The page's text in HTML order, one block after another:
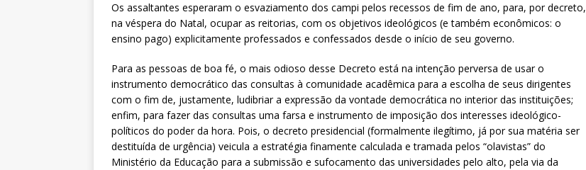
Os assaltantes esperaram o esvaziamento dos campi pelos recessos de fim de ano, para, por decreto,
na véspera do Natal, ocupar as reitorias, com os objetivos ideológicos (e também econômicos: o
ensino pago) explicitamente professados e confessados desde o início de seu governo.
Para as pessoas de boa fé, o mais odioso desse Decreto está na intenção perversa de usar o
instrumento democrático das consultas à comunidade acadêmica para a escolha de seus dirigentes
com o fim de, justamente, ludibriar a expressão da vontade democrática no interior das instituições;
enfim, para fazer das consultas uma farsa e instrumento de imposição dos interesses ideológico-
políticos do poder da hora. Pois, o decreto presidencial (formalmente ilegítimo, já por sua matéria ser
destituída de urgência) veicula a estratégia finamente calculada e tramada pelos “olavistas” do
Ministério da Educação para a submissão e sufocamento das universidades pelo alto, pela via da